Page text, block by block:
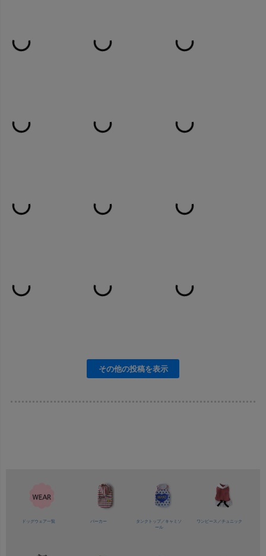
ドッグウェア一覧 パーカー タンクトップ／ キャミソ
ール
ワンピース／チュニック